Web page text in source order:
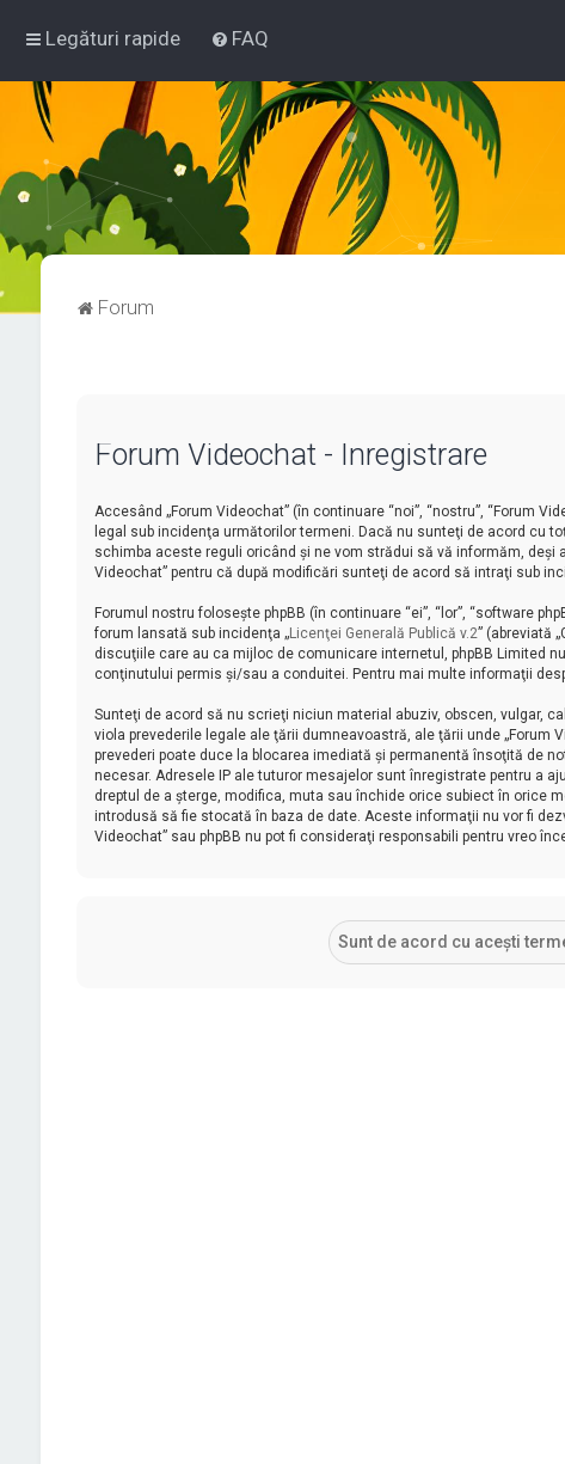
Legături rapide FAQ
Forum
Forum Videochat - Înregistrare
Accesând „Forum Videochat” (în continuare “noi”, “nostru”, “Forum
legal sub incidenţa următorilor termeni. Dacă nu sunteţi de acord cu
schimba aceste reguli oricând şi ne vom strădui să vă informăm,
Videochat” pentru că după modificări sunteţi de acord să intraţi sub
Forumul nostru foloseşte phpBB (în continuare “ei”, “lor”, “software
forum lansată sub incidenţa „Licenţei Generală Publică v.2” (abreviată
discuţiile care au ca mijloc de comunicare internetul, phpBB Limited
conţinutului permis şi/sau a conduitei. Pentru mai multe informaţii
Sunteţi de acord să nu scrieţi niciun material abuziv, obscen, vulgar,
viola prevederile legale ale ţării dumneavoastră, ale ţării unde
prevederi poate duce la blocarea imediată şi permanentă însoţită de
necesar. Adresele IP ale tuturor mesajelor sunt înregistrate pentru a
dreptul de a şterge, modifica, muta sau închide orice subiect în orice
introdusă să fie stocată în baza de date. Aceste informaţii nu vor fi
Videochat” sau phpBB nu pot fi consideraţi responsabili pentru vreo